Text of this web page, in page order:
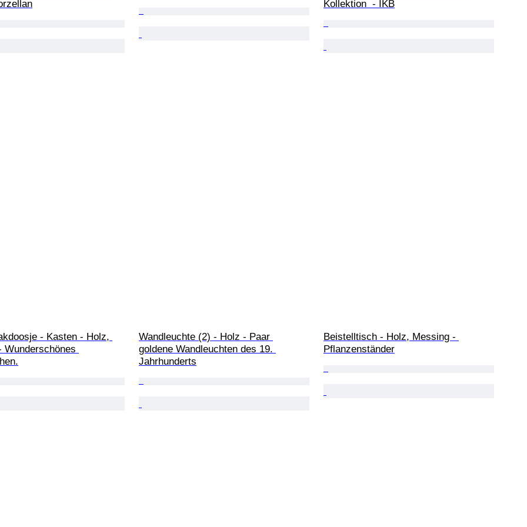
Kollektion  - IKB
- Kasten - Holz,
Wunderschönes
Wandleuchte (2) - Holz - Paar
goldene Wandleuchten des 19.
Jahrhunderts
Beistelltisch - Holz, Messing -
Pflanzenständer